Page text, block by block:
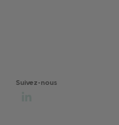
Suivez-nous